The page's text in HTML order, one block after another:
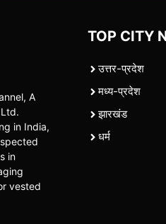
A
in India,
in
vested
TOP CITY
उत्तर-प्रदेश
मध्य-प्रदेश
झारखंड
धर्म